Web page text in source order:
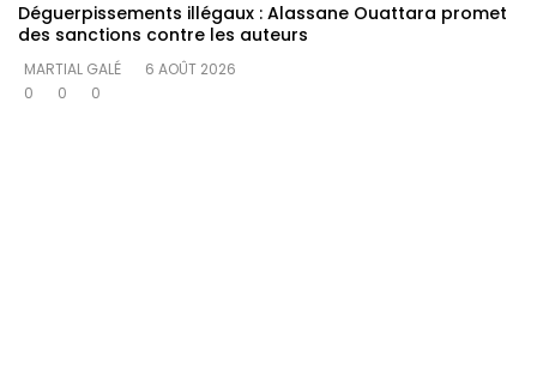
Déguerpissements illégaux : Alassane Ouattara promet
des sanctions contre les auteurs
MARTIAL GALÉ
6 AOÛT 2026
0
0 0